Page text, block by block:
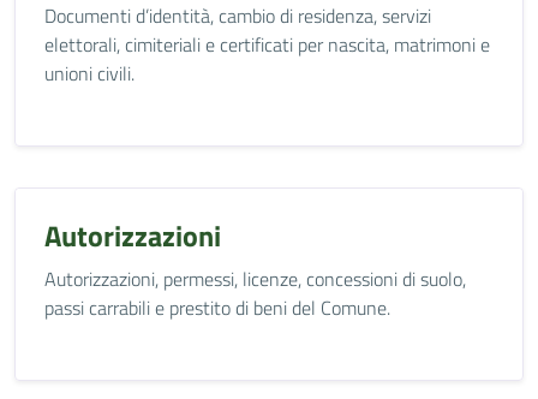
Documenti d’identità, cambio di residenza, servizi
elettorali, cimiteriali e certificati per nascita, matrimoni e
unioni civili.
Autorizzazioni
Autorizzazioni, permessi, licenze, concessioni di suolo,
passi carrabili e prestito di beni del Comune.